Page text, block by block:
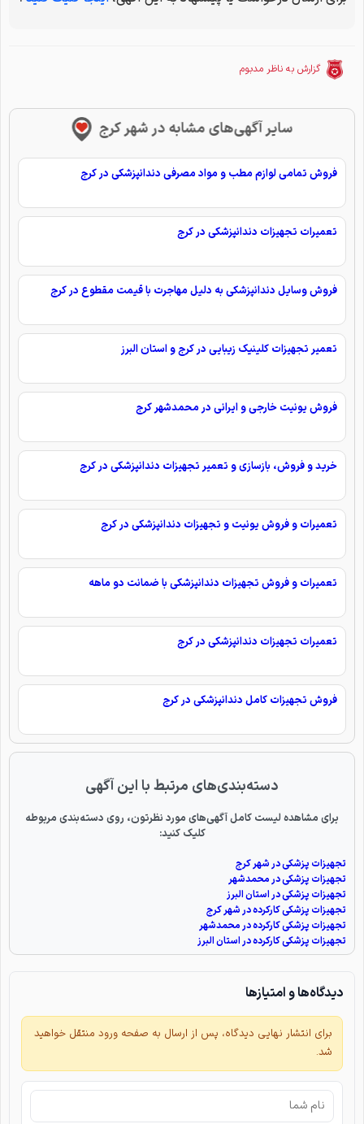
گزارش به ناظر مدبوم
سایر آگهی‌های مشابه در شهر کرج
فروش تمامی لوازم مطب و مواد مصرفی دندانپزشکی در کرج
تعمیرات تجهیزات دندانپزشکی در کرج
فروش وسایل دندانپزشکی به دلیل مهاجرت با قیمت مقطوع در کرج
تعمیر تجهیزات کلینیک زیبایی در کرج و استان البرز
فروش یونیت خارجی و ایرانی در محمدشهر کرج
خرید و فروش، بازسازی و تعمیر تجهیزات دندانپزشکی در کرج
تعمیرات و فروش یونیت و تجهیزات دندانپزشکی در کرج
تعمیرات و فروش تجهیزات دندانپزشکی با ضمانت دو ماهه
تعمیرات تجهیزات دندانپزشکی در کرج
فروش تجهیزات کامل دندانپزشکی در کرج
دسته‌بندی‌های مرتبط با این آگهی
برای مشاهده لیست کامل آگهی‌های مورد نظرتون، روی دسته‌بندی مربوطه
کلیک کنید:
تجهیزات پزشکی در شهر کرج
تجهیزات پزشکی در محمدشهر
تجهیزات پزشکی در استان البرز
تجهیزات پزشکی کارکرده در شهر کرج
تجهیزات پزشکی کارکرده در محمدشهر
تجهیزات پزشکی کارکرده در استان البرز
دیدگاه‌ها و امتیازها
برای انتشار نهایی دیدگاه، پس از ارسال به صفحه ورود منتقل خواهید
شد.